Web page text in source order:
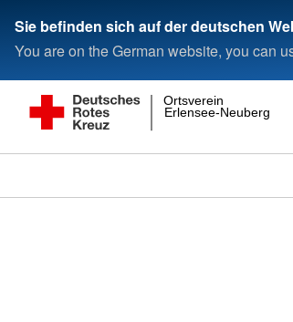
Sie befinden sich auf der deutschen
You are on the German website, you can
Erlensee-Neuberg
Ortsverein